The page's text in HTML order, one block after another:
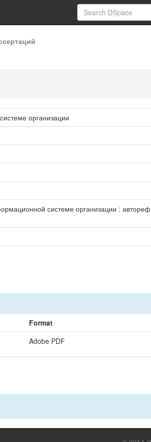
организации
системе организации : автореф.
Format
Adobe PDF